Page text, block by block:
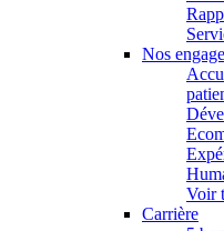
Nos
Voir
Carrière